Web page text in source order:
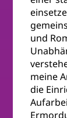
und
meine
die